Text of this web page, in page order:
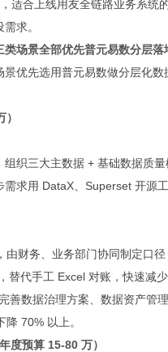
适合上线用友全链路业务系统
求。
场景全部优先普元易数分层落
优先选用普元易数做分层化
织三大主数据 + 基础数据质
求用 DataX、Superset 开源
财务、业务部门协同制定口径
代手工 Excel 对账，快速减
善数据治理方案、数据资产管
70% 以上。
度预算 15-80 万）